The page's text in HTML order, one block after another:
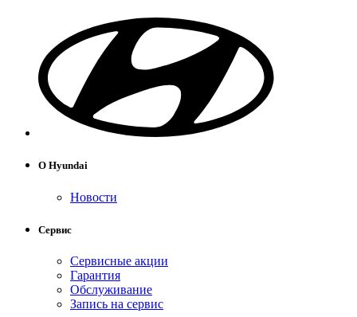
О Hyundai
Новости
Сервис
Сервисные акции
Гарантия
Обслуживание
Запись на сервис